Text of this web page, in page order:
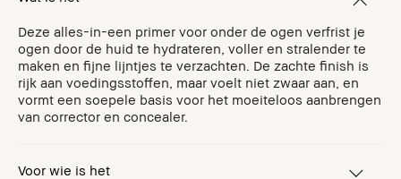
Deze alles-in-een primer voor onder de ogen verfrist je
ogen door de huid te hydrateren, voller en stralender te
maken en fijne lijntjes te verzachten. De zachte finish is
rijk aan voedingsstoffen, maar voelt niet zwaar aan, en
vormt een soepele basis voor het moeiteloos aanbrengen
van corrector en concealer.
Voor wie is het